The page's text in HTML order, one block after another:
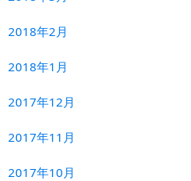
2018年2月
2018年1月
2017年12月
2017年11月
2017年10月